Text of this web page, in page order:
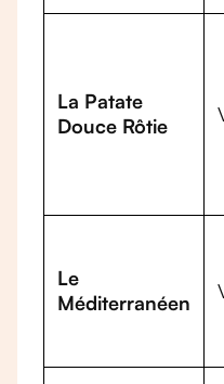
La Patate
Douce Rôtie
Le
Méditerranéen